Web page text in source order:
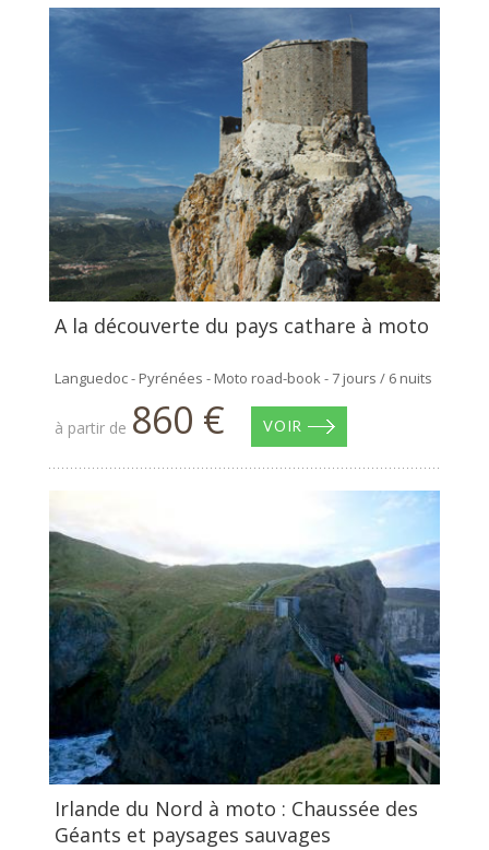
A la découverte du pays cathare à moto
Languedoc - Pyrénées - Moto road-book - 7 jours / 6 nuits
à partir de 860 € VOIR
Irlande du Nord à moto : Chaussée des
Géants et paysages sauvages